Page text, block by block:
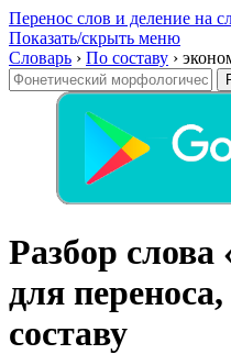
Перенос слов и деление на
Показать/скрыть меню
Словарь › По составу ›
Разбор
для
составу